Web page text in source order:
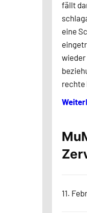
fällt
eine
wieder
rechte
11.